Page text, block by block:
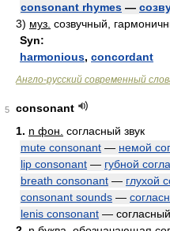
consonant rhymes —
3) муз. созвучный,
Syn:
harmonious, concordant
Англо-русский современный
5
consonant
1. n фон. согласный звук
mute consonant — немой
lip consonant — губной
breath consonant — глухой
consonant sounds —
lenis consonant —